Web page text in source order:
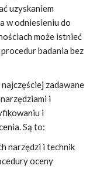
uzyskaniem
w odniesieniu do
może istnieć
badania bez
zadawane
i
i
Są to:
narzędzi i technik
oceny